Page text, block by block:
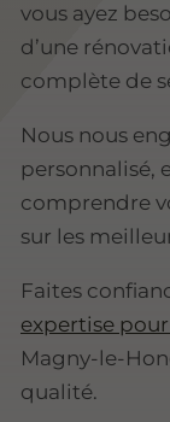
vous ayez
d’une
complète de
Nous nous
personnalisé,
comprendre
sur les
Faites
expertise
Magny-le-
qualité.